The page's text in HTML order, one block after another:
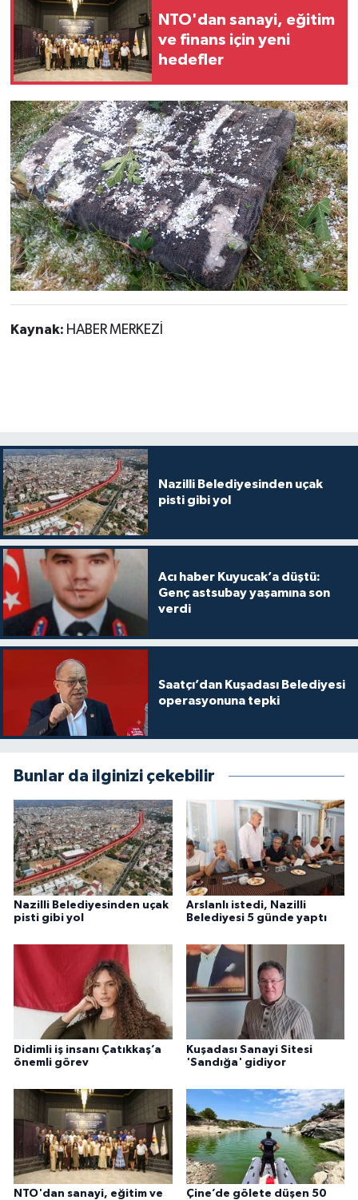
NTO'dan sanayi, eğitim
ve finans için yeni
hedefler
Kaynak: HABER MERKEZİ
Nazilli Belediyesinden uçak
pisti gibi yol
Acı haber Kuyucak’a düştü:
Genç astsubay yaşamına son
verdi
Saatçı’dan Kuşadası Belediyesi
operasyonuna tepki
Bunlar da ilginizi çekebilir
Nazilli Belediyesinden uçak
pisti gibi yol
Arslanlı istedi, Nazilli
Belediyesi 5 günde yaptı
Didimli iş insanı Çatıkkaş’a
önemli görev
Kuşadası Sanayi Sitesi
'Sandığa' gidiyor
NTO'dan sanayi, eğitim ve Çine’de gölete düşen 50